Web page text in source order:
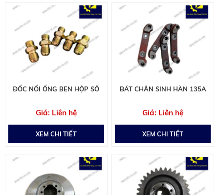
ĐỐC NỐI ỐNG BEN HỘP SỐ
Liên hệ
XEM CHI TIẾT
BÁT CHÂN SINH HÀN 135A
Liên hệ
XEM CHI TIẾT